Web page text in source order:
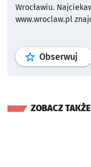
Wrocławiu.
www.wroclaw.pl
Obserwuj
ZOBACZ TAKŻE